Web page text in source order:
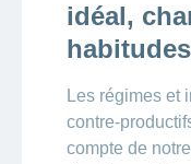
idéal,
Les régimes et
contre-
compte de